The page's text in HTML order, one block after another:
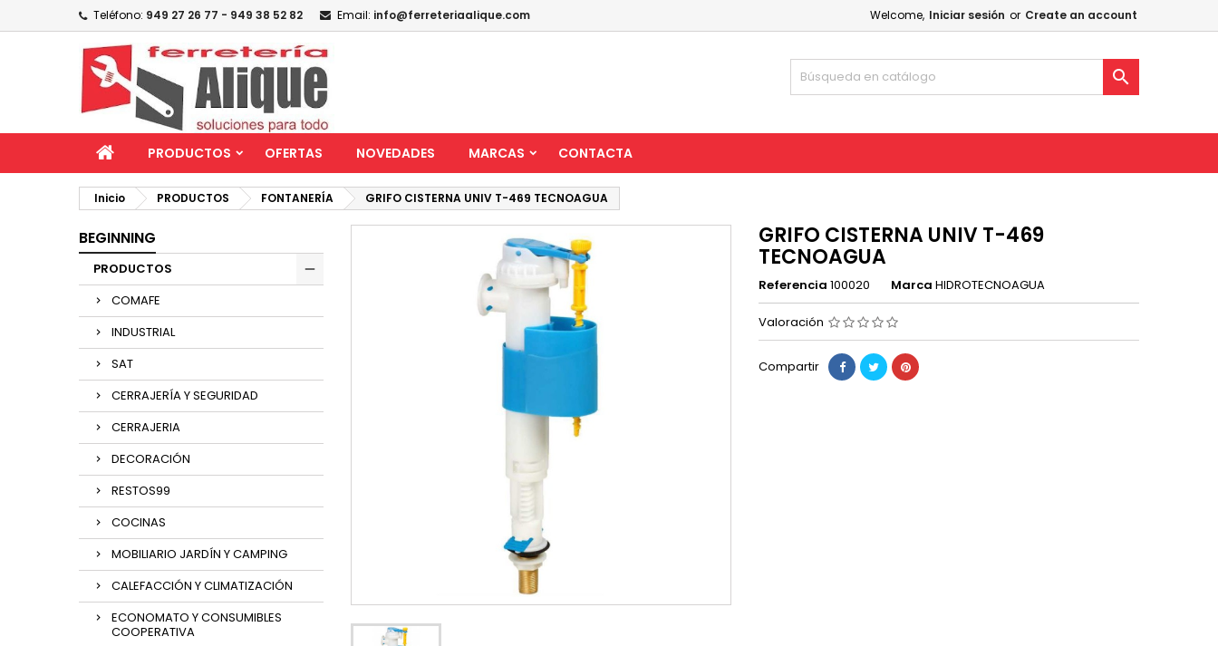
Teléfono: 949 27 26 77 - 949 38 52 82 Email: info@ferreteriaalique.com Welcome, Iniciar sesión or Create an account

PRODUCTOS OFERTAS NOVEDADES MARCAS CONTACTA
Inicio PRODUCTOS FONTANERÍA GRIFO CISTERNA UNIV T-469 TECNOAGUA
BEGINNING
PRODUCTOS
COMAFE
INDUSTRIAL
SAT
CERRAJERÍA Y SEGURIDAD
CERRAJERIA
DECORACIÓN
RESTOS99
COCINAS
MOBILIARIO JARDÍN Y CAMPING
CALEFACCIÓN Y CLIMATIZACIÓN
ECONOMATO Y CONSUMIBLES
COOPERATIVA
GRIFO CISTERNA UNIV T-469
TECNOAGUA
Referencia 100020 Marca HIDROTECNOAGUA
Valoración
Compartir